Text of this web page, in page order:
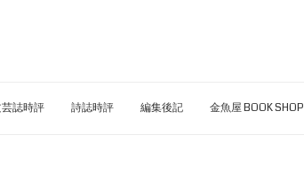
誌時評 詩誌時評 編集後記 金魚屋 BOOK SHOP